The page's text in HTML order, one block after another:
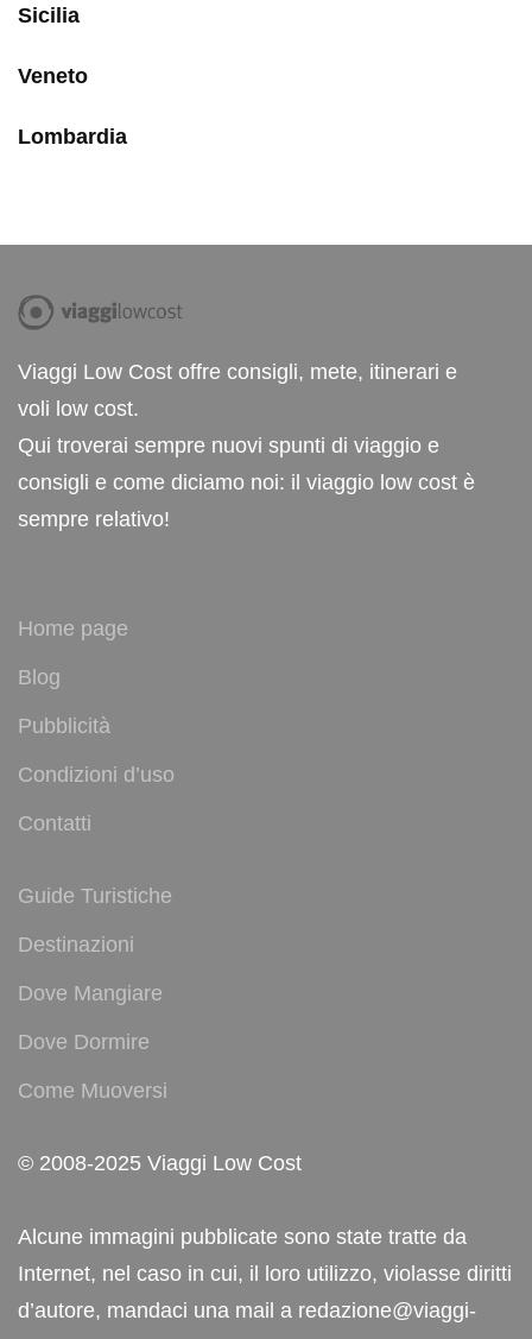
Sicilia
Veneto
Lombardia
Viaggi Low Cost offre consigli, mete, itinerari e
voli low cost.
Qui troverai sempre nuovi spunti di viaggio e
consigli e come diciamo noi: il viaggio low cost è
sempre relativo!
Home page
Blog
Pubblicità
Condizioni d’uso
Contatti
Guide Turistiche
Destinazioni
Dove Mangiare
Dove Dormire
Come Muoversi
© 2008-2025 Viaggi Low Cost
Alcune immagini pubblicate sono state tratte da
Internet, nel caso in cui, il loro utilizzo, violasse diritti
d’autore, mandaci una mail a redazione@viaggi-